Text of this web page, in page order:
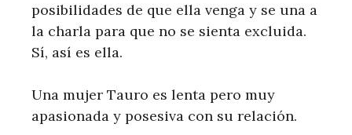
posibilidades de que ella venga y se una a
la charla para que no se sienta excluida.
Sí, así es ella.
Una mujer Tauro es lenta pero muy
apasionada y posesiva con su relación.